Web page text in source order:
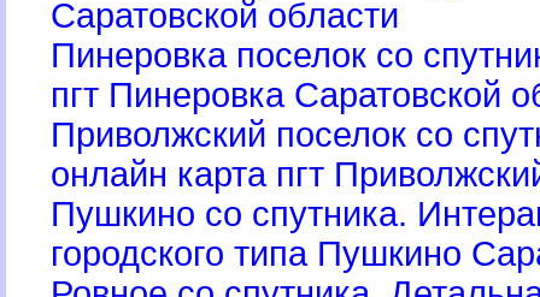
Саратовской области
Пинеровка поселок со
пгт Пинеровка Саратовской
Приволжский поселок со
онлайн карта пгт
Пушкино со спутника.
ородского типа Пушкино